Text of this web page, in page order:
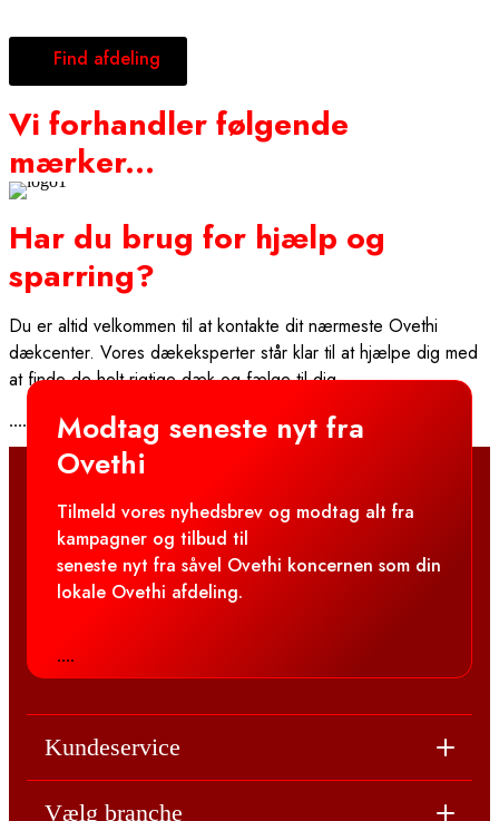
Find afdeling
Vi forhandler følgende
mærker...
Har du brug for hjælp og
sparring?
Du er altid velkommen til at kontakte dit nærmeste Ovethi
dækcenter. Vores dækeksperter står klar til at hjælpe dig med
at finde de helt rigtige dæk og fælge til dig.
....
Modtag seneste nyt fra
Ovethi
Tilmeld vores nyhedsbrev og modtag alt fra
kampagner og tilbud til
seneste nyt fra såvel Ovethi koncernen som din
lokale Ovethi afdeling.
....
Kundeservice
Vælg branche